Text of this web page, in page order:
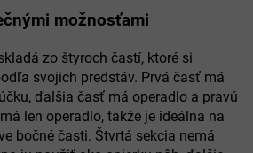
možnosťami
zo štyroch častí, ktoré si
svojich predstáv. Prvá časť má
ďalšia časť má operadlo a pravú
len operadlo, takže je ideálna na
bočné časti. Štvrtá sekcia nemá